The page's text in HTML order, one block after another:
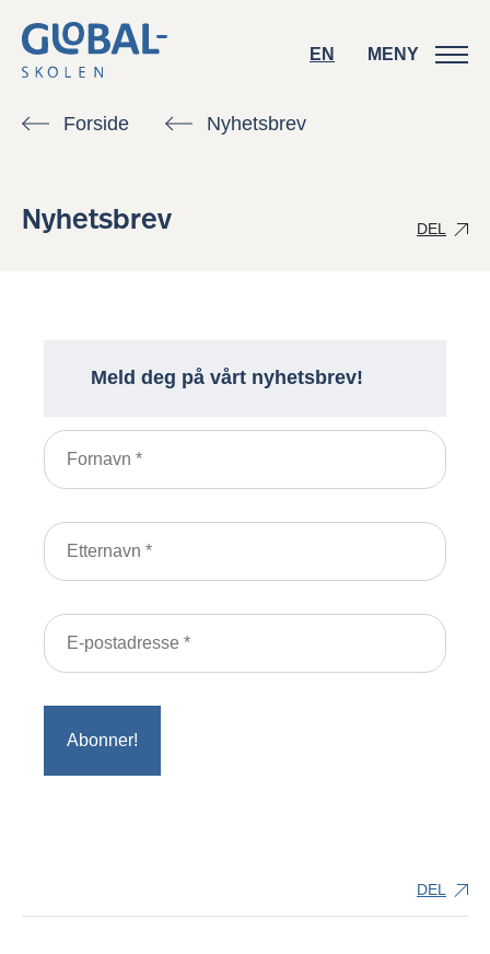
EN MENY
EN MENY
Alt du trenger å vite
Hvem kan søke?
Ofte stilte spørsmål
Forside Nyhetsbrev
Nyhetsbrev DEL
Meld deg på vårt nyhetsbrev!
DEL